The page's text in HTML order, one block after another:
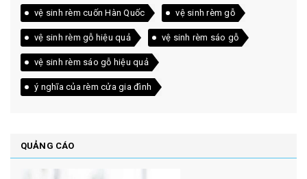
vệ sinh rèm cuốn Hàn Quốc vệ sinh rèm gỗ
vệ sinh rèm gỗ hiệu quả vệ sinh rèm sáo gỗ
vệ sinh rèm sáo gỗ hiệu quả
ý nghĩa của rèm cửa gia đình
QUẢNG CÁO